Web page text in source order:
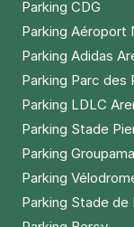
Parking CDG
Parking Aéroport
Parking Adidas
Parking Parc des
Parking LDLC
Parking Stade
Parking
Parking
Parking Stade de